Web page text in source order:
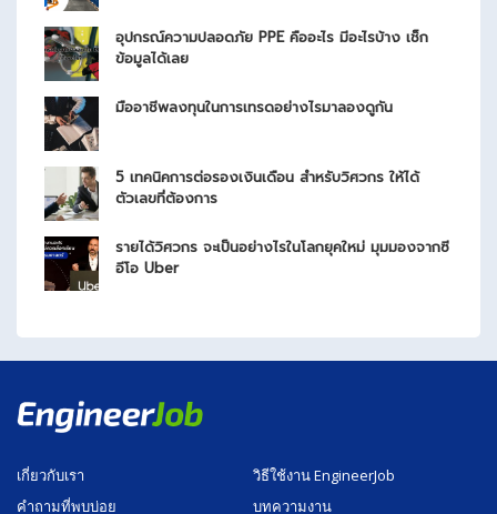
อุปกรณ์ความปลอดภัย PPE คืออะไร มีอะไรบ้าง เช็ก
ข้อมูลได้เลย
มืออาชีพลงทุนในการเทรดอย่างไรมาลองดูกัน
5 เทคนิคการต่อรองเงินเดือน สำหรับวิศวกร ให้ได้
ตัวเลขที่ต้องการ
รายได้วิศวกร จะเป็นอย่างไรในโลกยุคใหม่ มุมมองจากซี
อีโอ Uber
เกี่ยวกับเรา
คำถามที่พบบ่อย
วิธีใช้งาน EngineerJob
บทความงาน